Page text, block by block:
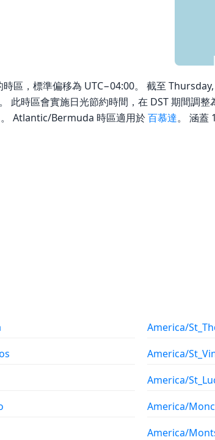
區，標準偏移為 UTC−04:00。 截至 Thursday,
時區會實施日光節約時間，在 DST 期間調整
Atlantic/Bermuda 時區適用於百慕達。 涵蓋
America/
America/
America/
America/
America/